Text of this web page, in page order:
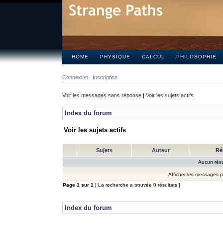
HOME PHYSIQUE CALCUL PHILOSOPHIE
Connexion Inscription
Voir les messages sans réponse | Voir les sujets actifs
Index du forum
Voir les sujets actifs
Sujets Auteur
Aucun
Afficher les messages
Page 1 sur 1 [ La recherche a trouvée 0 résultats ]
Index du forum